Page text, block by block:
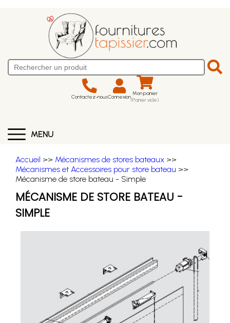
Contactez-nousConnexion Mon panier
(Panier vide)
MENU
Accueil >> Mécanismes de stores bateaux >>
Mécanismes et Accessoires pour store bateau >>
Mécanisme de store bateau - Simple
MÉCANISME DE STORE BATEAU -
SIMPLE